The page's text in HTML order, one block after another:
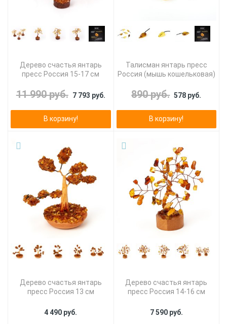
Дерево счастья янтарь
пресс Россия 15-17 см
11 990 руб. 7 793 руб.
В корзину!
Талисман янтарь пресс
Россия (мышь кошельковая)
890 руб. 578 руб.
В корзину!
Дерево счастья янтарь
пресс Россия 13 см
4 490 руб.
Дерево счастья янтарь
пресс Россия 14-16 см
7 590 руб.